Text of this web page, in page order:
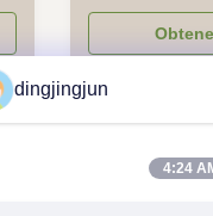
Ensures strength
applications. Zinc
dingjingjun
4:24